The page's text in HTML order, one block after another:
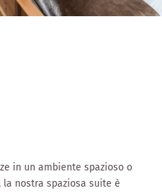
in un ambiente spazioso o
nostra spaziosa suite è